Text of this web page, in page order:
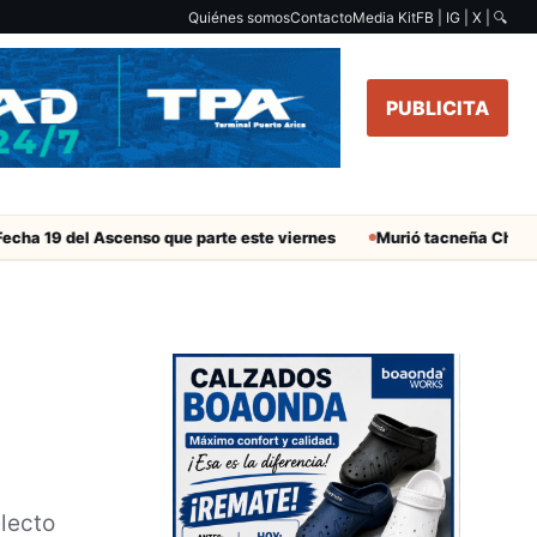
Quiénes somosContactoMedia KitFB | IG | X | 🔍
PUBLICITA
Ascenso que parte este viernes Murió tacneña Charito